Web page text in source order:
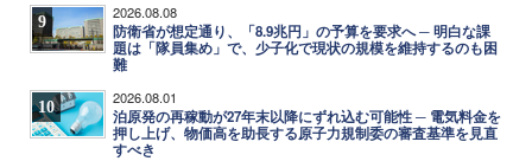
9 2026.08.08
防衛省が想定通り、「8.9兆円」の予算を要求へ ─ 明白な課
題は「隊員集め」で、少子化で現状の規模を維持するのも困
難
10 2026.08.01
泊原発の再稼動が27年末以降にずれ込む可能性 ─ 電気料金を
押し上げ、物価高を助長する原子力規制委の審査基準を見直
すべき